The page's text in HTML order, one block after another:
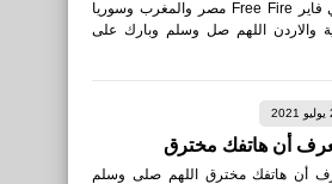
اكواد اعلام الدول فى فري فاير Free Fire مصر والمغرب وسوريا
والاردن اللهم صل وسلم وبارك على
أن هاتفك مخترق
أن هاتفك مخترق اللهم صلى وسلم